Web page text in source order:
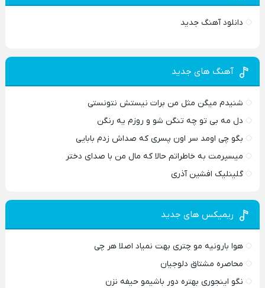
دانلود آهنگ جدید
آهنگ های جدید
شنیدم میگن مثل من برات نیستش نتونستی
دل مه بی تو چه تنگن شو و روزم یه رنگن
بگو چی اومد سر اون پسری که صداش زدم بابایی
میسپرمت به خاطراتم حالا که مال من با صدای دختر
گلینلیک افشین آذری
ریمیکس های جدید
هوا بارونیه مو چتری بهت نمیاد اصلا هر چی
محاصره مشتاق دلوجیان
نگو اینجوری بهتره دور باشیمو حیفه نزن